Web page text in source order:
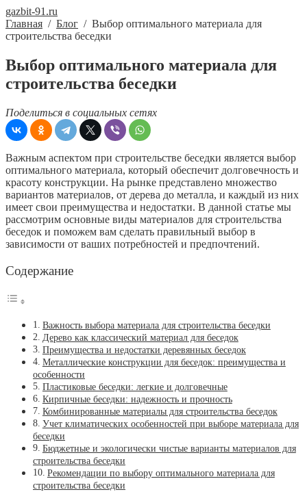
gazbit-91.ru
Главная / Блог / Выбор оптимального материала для
строительства беседки
Выбор оптимального материала для
строительства беседки
Поделиться в социальных сетях
Важным аспектом при строительстве беседки является выбор
оптимального материала, который обеспечит долговечность и
красоту конструкции. На рынке представлено множество
вариантов материалов, от дерева до металла, и каждый из них
имеет свои преимущества и недостатки. В данной статье мы
рассмотрим основные виды материалов для строительства
беседок и поможем вам сделать правильный выбор в
зависимости от ваших потребностей и предпочтений.
Содержание
Важность выбора материала для строительства беседки
Дерево как классический материал для беседок
Преимущества и недостатки деревянных беседок
Металлические конструкции для беседок: преимущества и
особенности
Пластиковые беседки: легкие и долговечные
Кирпичные беседки: надежность и прочность
Комбинированные материалы для строительства беседок
Учет климатических особенностей при выборе материала для
беседки
Бюджетные и экологически чистые варианты материалов для
строительства беседки
Рекомендации по выбору оптимального материала для
строительства беседки